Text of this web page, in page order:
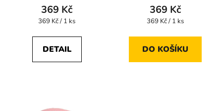
369 Kč
Měrná
369 Kč / 1 ks
DETAIL
369 Kč
Měrná
369 Kč / 1 ks
DO KOŠÍKU